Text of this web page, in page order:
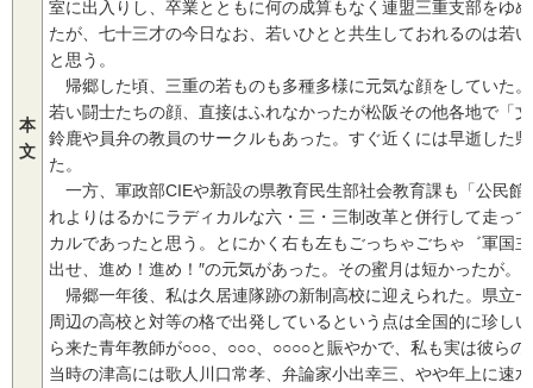
本
文
室に出入りし、卒業とともに何の成算もなく連盟三重支部をゆ
たが、七十三才の今日なお、若いひとと共生しておれるのは若
と思う。
帰郷した頃、三重の若ものも多種多様に元気な顔をしていた
若い闘士たちの顔、直接はふれなかったが松阪その他各地で「
鈴鹿や員弁の教員のサークルもあった。すぐ近くには早逝した
た。
一方、軍政部CIEや新設の県教育民生部社会教育課も「公民館
れよりはるかにラディカルな六・三・三制改革と併行して走っ
カルであったと思う。とにかく右も左もごっちゃごちゃ゛軍国
出せ、進め！進め！″の元気があった。その蜜月は短かったが。
帰郷一年後、私は久居連隊跡の新制高校に迎えられた。県立
周辺の高校と対等の格で出発しているという点は全国的に珍し
ら来た青年教師が○○○、○○○、○○○○と賑やかで、私も実は彼ら
当時の津高には歌人川口常孝、弁論家小出幸三、やや年上に速